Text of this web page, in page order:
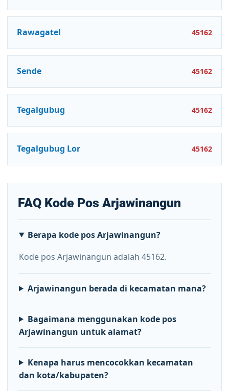
Rawagatel 45162
Sende 45162
Tegalgubug 45162
Tegalgubug Lor 45162
FAQ Kode Pos Arjawinangun
Berapa kode pos Arjawinangun?
Kode pos Arjawinangun adalah 45162.
Arjawinangun berada di kecamatan mana?
Bagaimana menggunakan kode pos
Arjawinangun untuk alamat?
Kenapa harus mencocokkan kecamatan
dan kota/kabupaten?